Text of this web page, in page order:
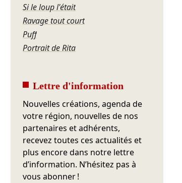
Si le loup l'était
Ravage tout court
Puff
Portrait de Rita
Lettre d'information
Nouvelles créations, agenda de
votre région, nouvelles de nos
partenaires et adhérents,
recevez toutes ces actualités et
plus encore dans notre lettre
d’information. N’hésitez pas à
vous abonner !